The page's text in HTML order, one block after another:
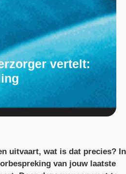
vertelt:
uitvaart, wat is dat precies? In
van jouw laatste